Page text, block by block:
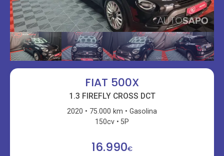
FIAT 500X
1.3 FIREFLY CROSS DCT
2020 75.000 km
Gasolina
150cv
5P
16.990€